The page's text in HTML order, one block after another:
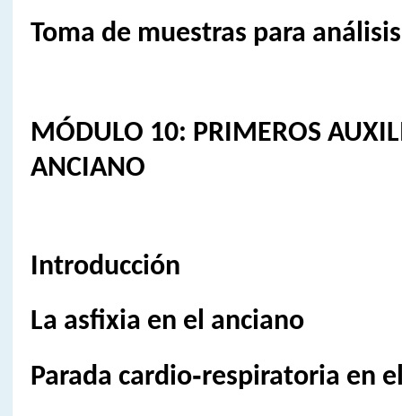
Toma de muestras para análisis
MÓDULO 10: PRIMEROS
ANCIANO
Introducción
La asfixia en el anciano
Parada cardio‑respiratoria en